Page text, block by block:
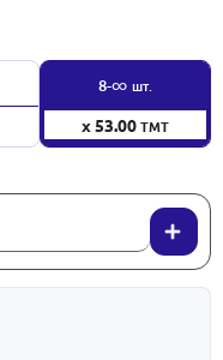
8-∞ шт.
x 53.00ТМТ